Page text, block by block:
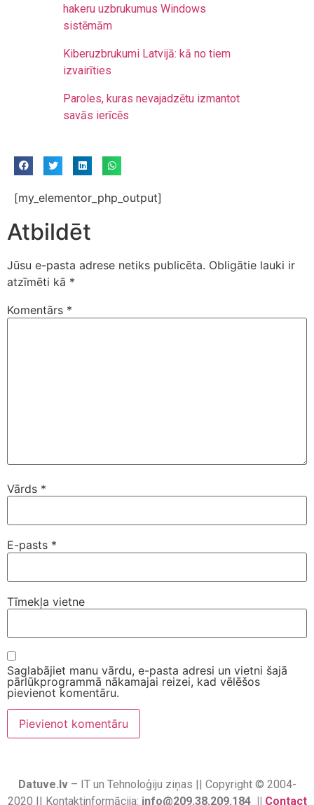
hakeru uzbrukumus Windows
sistēmām
Kiberuzbrukumi Latvijā: kā no tiem
izvairīties
Paroles, kuras nevajadzētu izmantot
savās ierīcēs
[my_elementor_php_output]
Atbildēt
Jūsu e-pasta adrese netiks publicēta. Obligātie lauki ir
atzīmēti kā *
Komentārs *
Vārds *
E-pasts *
Tīmekļa vietne
Saglabājiet manu vārdu, e-pasta adresi un vietni šajā
pārlūkprogrammā nākamajai reizei, kad vēlēšos
pievienot komentāru.
Datuve.lv– IT un Tehnoloģiju ziņas || Copyright © 2004-
2020 || Kontaktinformācija: info@209.38.209.184 || Contact